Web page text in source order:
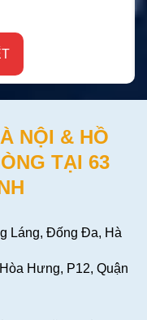
NỘI & HỒ
TẠI 63
Láng, Đống Đa, Hà
Hưng, P12, Quận